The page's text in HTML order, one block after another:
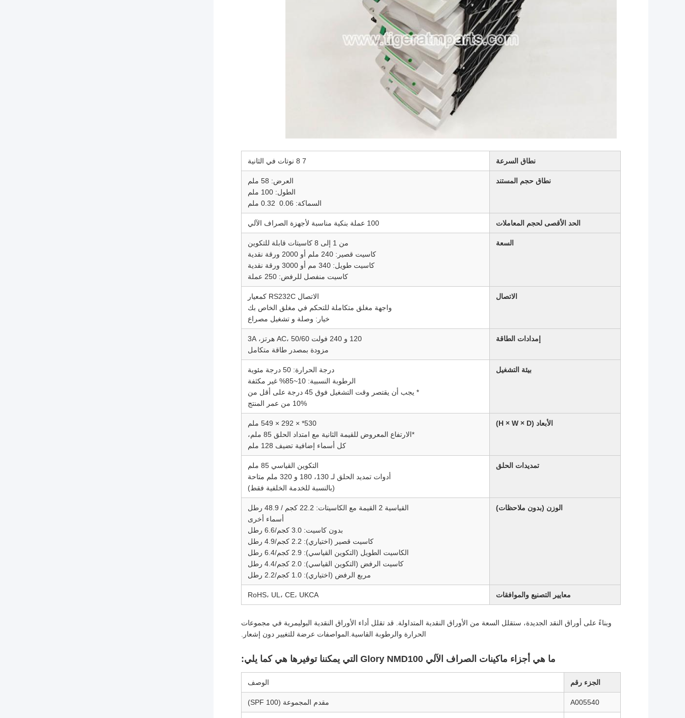
نطاق السرعة 7 8 نوتات في الثانية
نطاق حجم المستند
العرض: 58 ملم
الطول: 100 ملم
السماكة: 0.06 ️ 0.32 ملم
الحد الأقصى لحجم المعاملات 100 عملة بنكية مناسبة لأجهزة الصراف الآلي
السعة
من 1 إلى 8 كاسيتات قابلة للتكوين
كاسيت قصير: 240 ملم أو 2000 ورقة نقدية
كاسيت طويل: 340 مم أو 3000 ورقة نقدية
كاسيت منفصل للرفض: 250 عملة
الاتصال
الاتصال RS232C كمعيار
واجهة مغلق متكاملة للتحكم في مغلق الخاص بك
خيار: وصلة و تشغيل مصراع
إمدادات الطاقة
120 و 240 فولت AC، 50/60 هرتز، 3A
مزودة بمصدر طاقة متكامل
بيئة التشغيل
درجة الحرارة: 50 درجة مئوية
الرطوبة النسبية: 10~85% غير مكثفة
* يجب أن يقتصر وقت التشغيل فوق 45 درجة على أقل من
10% من عمر المنتج
الأبعاد (H × W × D)
530* × 292 × 549 ملم
*الارتفاع المعروض للقيمة الثانية مع امتداد الحلق 85 ملم،
كل أسماء إضافية تضيف 128 ملم
تمديدات الحلق
التكوين القياسي 85 ملم
أدوات تمديد الحلق لـ 130، 180 و 320 ملم متاحة
(بالنسبة للخدمة الخلفية فقط)
الوزن (بدون ملاحظات)
القياسية 2 القيمة مع الكاسيتات: 22.2 كجم / 48.9 رطل
أسماء أخرى
بدون كاسيت: 3.0 كجم/6.6 رطل
كاسيت قصير (اختياري): 2.2 كجم/4.9 رطل
الكاسيت الطويل (التكوين القياسي): 2.9 كجم/6.4 رطل
كاسيت الرفض (التكوين القياسي): 2.0 كجم/4.4 رطل
مربع الرفض (اختياري): 1.0 كجم/2.2 رطل
معايير التصنيع والموافقات RoHS، UL، CE، UKCA
وبناءً على أوراق النقد الجديدة، ستقلل السعة من الأوراق النقدية المتداولة. قد تقلل أداء الأوراق النقدية البوليمرية في مجموعات
الحرارة والرطوبة القاسية.المواصفات عرضة للتغيير دون إشعار.
ما هي أجزاء ماكينات الصراف الآلي Glory NMD100 التي يمكننا توفيرها هي كما يلي:
الجزء رقم الوصف
A005540 مقدم المجموعة (SPF 100)